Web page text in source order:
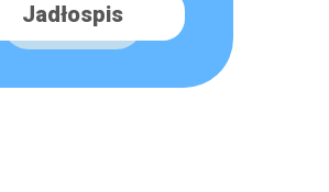
Jadłospis